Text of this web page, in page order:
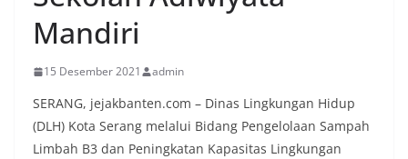
Mandiri
15 Desember 2021 admin
SERANG, jejakbanten.com – Dinas Lingkungan Hidup
(DLH) Kota Serang melalui Bidang Pengelolaan Sampah
Limbah B3 dan Peningkatan Kapasitas Lingkungan